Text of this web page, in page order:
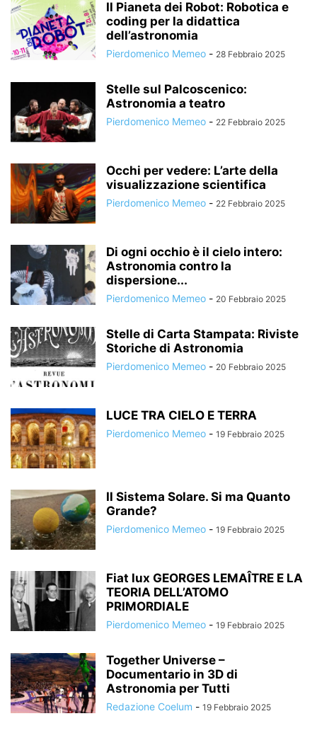
Il Pianeta dei Robot: Robotica e
coding per la didattica
dell’astronomia
Pierdomenico Memeo - 28 Febbraio 2025
Stelle sul Palcoscenico:
Astronomia a teatro
Pierdomenico Memeo - 22 Febbraio 2025
Occhi per vedere: L’arte della
visualizzazione scientifica
Pierdomenico Memeo - 22 Febbraio 2025
Di ogni occhio è il cielo intero:
Astronomia contro la
dispersione...
Pierdomenico Memeo - 20 Febbraio 2025
Stelle di Carta Stampata: Riviste
Storiche di Astronomia
Pierdomenico Memeo - 20 Febbraio 2025
LUCE TRA CIELO E TERRA
Pierdomenico Memeo - 19 Febbraio 2025
Il Sistema Solare. Si ma Quanto
Grande?
Pierdomenico Memeo - 19 Febbraio 2025
Fiat lux GEORGES LEMAÎTRE E LA
TEORIA DELL’ATOMO
PRIMORDIALE
Pierdomenico Memeo - 19 Febbraio 2025
Together Universe –
Documentario in 3D di
Astronomia per Tutti
Redazione Coelum - 19 Febbraio 2025